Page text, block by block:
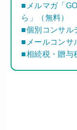
■メルマガ「
ら」（無料）
■個別コンサル
■メールコンサ
■相続税・贈与